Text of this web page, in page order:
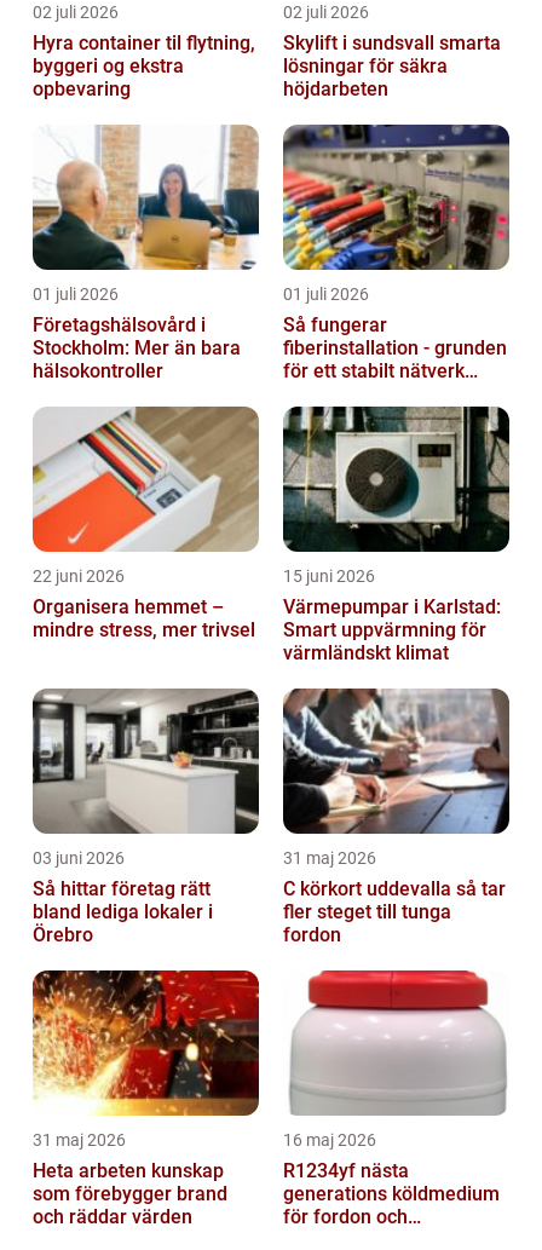
02 juli 2026
Hyra container til flytning,
byggeri og ekstra
opbevaring
02 juli 2026
Skylift i sundsvall smarta
lösningar för säkra
höjdarbeten
01 juli 2026
Företagshälsovård i
Stockholm: Mer än bara
hälsokontroller
01 juli 2026
Så fungerar
fiberinstallation - grunden
för ett stabilt nätverk
22 juni 2026
Organisera hemmet –
mindre stress, mer trivsel
15 juni 2026
Värmepumpar i Karlstad:
Smart uppvärmning för
värmländskt klimat
03 juni 2026
Så hittar företag rätt
bland lediga lokaler i
Örebro
31 maj 2026
C körkort uddevalla så tar
fler steget till tunga
fordon
31 maj 2026
Heta arbeten kunskap
som förebygger brand
och räddar värden
16 maj 2026
R1234yf nästa
generations köldmedium
för fordon och